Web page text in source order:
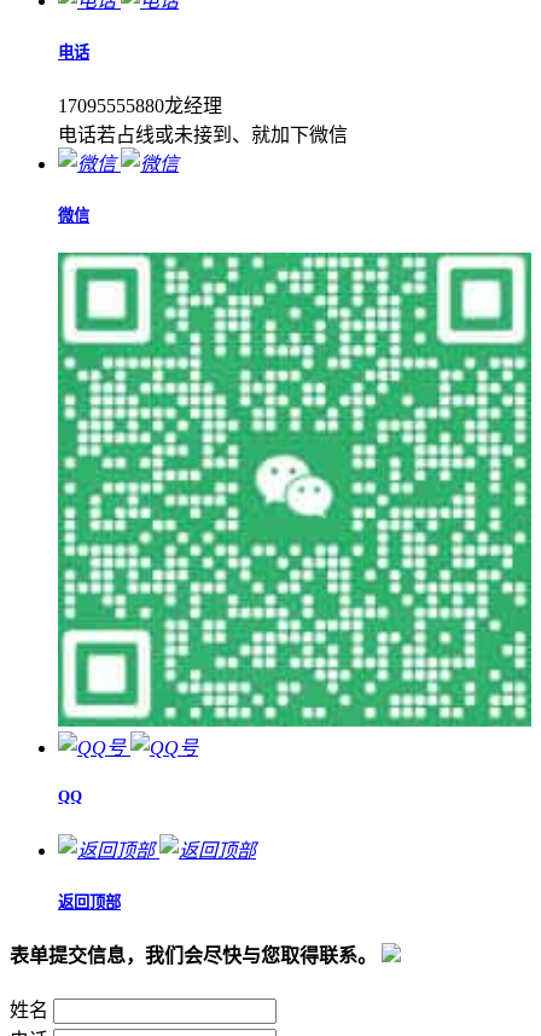
电话
17095555880龙经理
电话若占线或未接到、就加下微信
微信
QQ
返回顶部
表单提交信息，我们会尽快与您取得联系。
姓名